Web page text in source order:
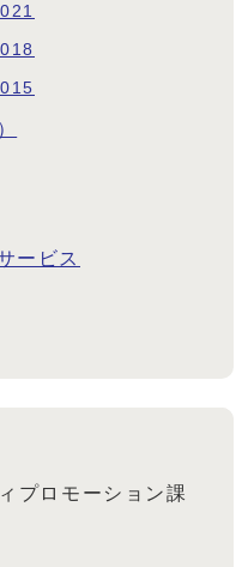
ービス
プロモーション課